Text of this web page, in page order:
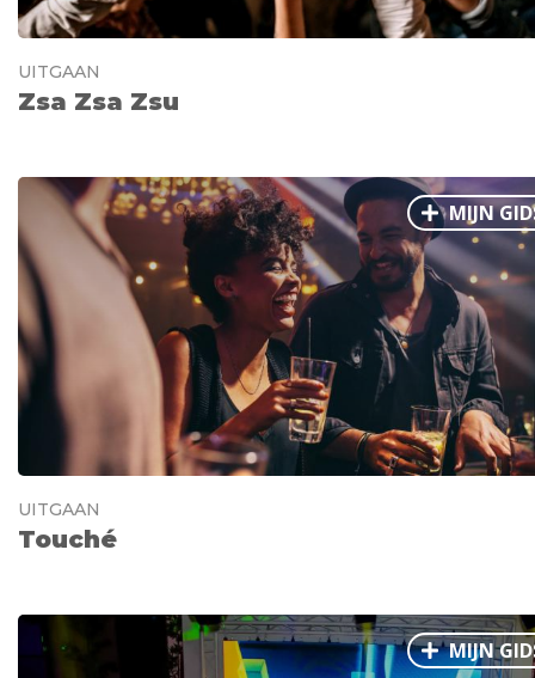
Madrid
Vancouver
UITGAAN
Zsa Zsa Zsu
MIJN
UITGAAN
Touché
MIJN